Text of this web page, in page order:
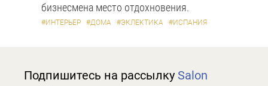
бизнесмена место отдохновения.
#ИНТЕРЬЕР #ДОМА #ЭКЛЕКТИКА #ИСПАНИЯ
Подпишитесь на рассылку Salon